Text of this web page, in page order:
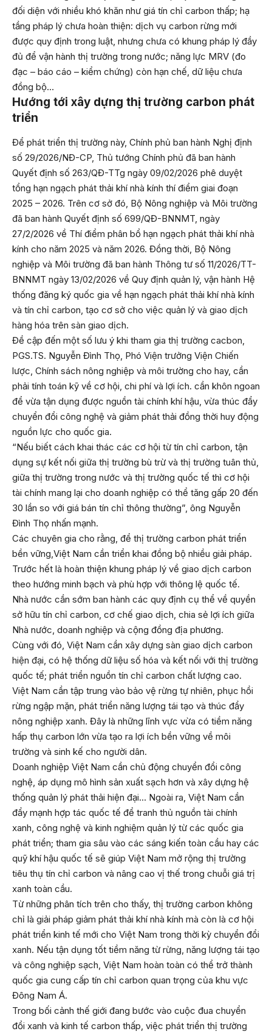
đối diện với nhiều khó khăn như giá tín chỉ carbon thấp; hạ
tầng pháp lý chưa hoàn thiện: dịch vụ carbon rừng mới
được quy định trong luật, nhưng chưa có khung pháp lý đầy
đủ để vận hành thị trường trong nước; năng lực MRV (đo
đạc – báo cáo – kiểm chứng) còn hạn chế, dữ liệu chưa
đồng bộ…
Hướng tới xây dựng thị trường carbon phát
triển
Để phát triển thị trường này, Chính phủ ban hành Nghị định
số 29/2026/NĐ-CP, Thủ tướng Chính phủ đã ban hành
Quyết định số 263/QĐ-TTg ngày 09/02/2026 phê duyệt
tổng hạn ngạch phát thải khí nhà kính thí điểm giai đoạn
2025 – 2026. Trên cơ sở đó, Bộ Nông nghiệp và Môi trường
đã ban hành Quyết định số 699/QĐ-BNNMT, ngày
27/2/2026 về Thí điểm phân bổ hạn ngạch phát thải khí nhà
kính cho năm 2025 và năm 2026. Đồng thời, Bộ Nông
nghiệp và Môi trường đã ban hành Thông tư số 11/2026/TT-
BNNMT ngày 13/02/2026 về Quy định quản lý, vận hành Hệ
thống đăng ký quốc gia về hạn ngạch phát thải khí nhà kính
và tín chỉ carbon, tạo cơ sở cho việc quản lý và giao dịch
hàng hóa trên sàn giao dịch.
Đề cập đến một số lưu ý khi tham gia thị trường cacbon,
PGS.TS. Nguyễn Đình Thọ, Phó Viện trưởng Viện Chiến
lược, Chính sách nông nghiệp và môi trường cho hay, cần
phải tính toán kỹ về cơ hội, chi phí và lợi ích. cần khôn ngoan
để vừa tận dụng được nguồn tài chính khí hậu, vừa thúc đẩy
chuyển đổi công nghệ và giảm phát thải đồng thời huy động
nguồn lực cho quốc gia.
“Nếu biết cách khai thác các cơ hội từ tín chỉ carbon, tận
dụng sự kết nối giữa thị trường bù trừ và thị trường tuân thủ,
giữa thị trường trong nước và thị trường quốc tế thì cơ hội
tài chính mang lại cho doanh nghiệp có thể tăng gấp 20 đến
30 lần so với giá bán tín chỉ thông thường”, ông Nguyễn
Đình Thọ nhấn mạnh.
Các chuyên gia cho rằng, để thị trường carbon phát triển
bền vững,Việt Nam cần triển khai đồng bộ nhiều giải pháp.
Trước hết là hoàn thiện khung pháp lý về giao dịch carbon
theo hướng minh bạch và phù hợp với thông lệ quốc tế.
Nhà nước cần sớm ban hành các quy định cụ thể về quyền
sở hữu tín chỉ carbon, cơ chế giao dịch, chia sẻ lợi ích giữa
Nhà nước, doanh nghiệp và cộng đồng địa phương.
Cùng với đó, Việt Nam cần xây dựng sàn giao dịch carbon
hiện đại, có hệ thống dữ liệu số hóa và kết nối với thị trường
quốc tế; phát triển nguồn tín chỉ carbon chất lượng cao.
Việt Nam cần tập trung vào bảo vệ rừng tự nhiên, phục hồi
rừng ngập mặn, phát triển năng lượng tái tạo và thúc đẩy
nông nghiệp xanh. Đây là những lĩnh vực vừa có tiềm năng
hấp thụ carbon lớn vừa tạo ra lợi ích bền vững về môi
trường và sinh kế cho người dân.
Doanh nghiệp Việt Nam cần chủ động chuyển đổi công
nghệ, áp dụng mô hình sản xuất sạch hơn và xây dựng hệ
thống quản lý phát thải hiện đại… Ngoài ra, Việt Nam cần
đẩy mạnh hợp tác quốc tế để tranh thủ nguồn tài chính
xanh, công nghệ và kinh nghiệm quản lý từ các quốc gia
phát triển; tham gia sâu vào các sáng kiến toàn cầu hay các
quỹ khí hậu quốc tế sẽ giúp Việt Nam mở rộng thị trường
tiêu thụ tín chỉ carbon và nâng cao vị thế trong chuỗi giá trị
xanh toàn cầu.
Từ những phân tích trên cho thấy, thị trường carbon không
chỉ là giải pháp giảm phát thải khí nhà kính mà còn là cơ hội
phát triển kinh tế mới cho Việt Nam trong thời kỳ chuyển đổi
xanh. Nếu tận dụng tốt tiềm năng từ rừng, năng lượng tái tạo
và công nghiệp sạch, Việt Nam hoàn toàn có thể trở thành
quốc gia cung cấp tín chỉ carbon quan trọng của khu vực
Đông Nam Á.
Trong bối cảnh thế giới đang bước vào cuộc đua chuyển
đổi xanh và kinh tế carbon thấp, việc phát triển thị trường